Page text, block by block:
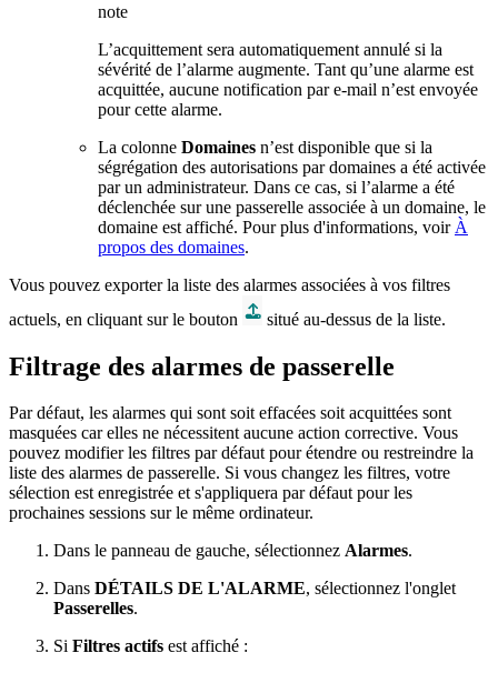
note
L’acquittement sera automatiquement annulé si la
sévérité de l’alarme augmente. Tant qu’une alarme est
acquittée, aucune notification par e-mail n’est envoyée
pour cette alarme.
La colonne Domaines n’est disponible que si la
ségrégation des autorisations par domaines a été activée
par un administrateur. Dans ce cas, si l’alarme a été
déclenchée sur une passerelle associée à un domaine, le
domaine est affiché. Pour plus d'informations, voir À
propos des domaines.
Vous pouvez exporter la liste des alarmes associées à vos filtres
actuels, en cliquant sur le bouton
situé au-dessus de la liste.
Filtrage des alarmes de passerelle
Par défaut, les alarmes qui sont soit effacées soit acquittées sont
masquées car elles ne nécessitent aucune action corrective. Vous
pouvez modifier les filtres par défaut pour étendre ou restreindre la
liste des alarmes de passerelle. Si vous changez les filtres, votre
sélection est enregistrée et s'appliquera par défaut pour les
prochaines sessions sur le même ordinateur.
Dans le panneau de gauche, sélectionnez Alarmes.
Dans DÉTAILS DE L'ALARME, sélectionnez l'onglet
Passerelles.
Si Filtres actifs est affiché :